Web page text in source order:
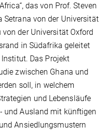
das von Prof. Steven
Setrana von der Universität
der Universität Oxford
in Südafrika geleitet
Das Projekt
zwischen Ghana und
soll, in welchem
und Lebensläufe
und Ausland mit künftigen
Ansiedlungsmustern